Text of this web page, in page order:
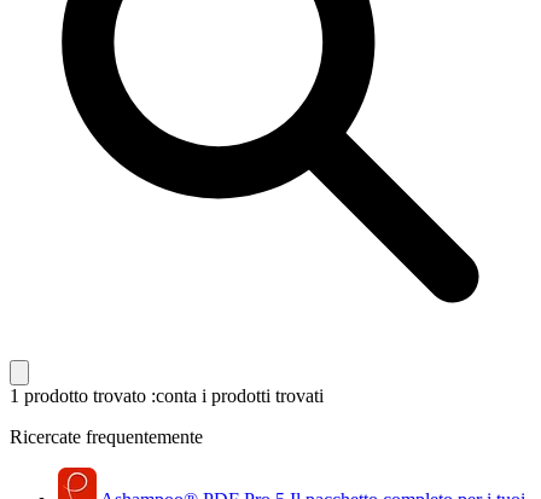
1 prodotto trovato :conta i prodotti trovati
Ricercate frequentemente